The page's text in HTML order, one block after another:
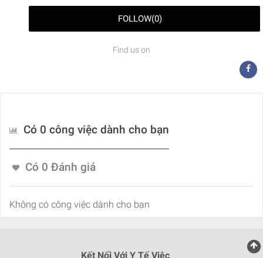
FOLLOW(0)
Find us on
Có 0 công việc dành cho bạn
Có 0 Đánh giá
Không có công việc dành cho bạn
Kết Nối Với Y Tế Việc